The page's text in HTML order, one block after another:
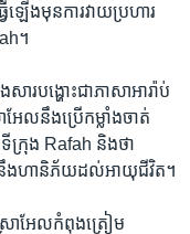
ឡើង​មុន​ការ​វាយ​ប្រហារ​
។
ារ​បង្ហោះ​ជា​ភាសា​អារ៉ាប់​
ល​នឹង​ប្រើ​កម្លាំង​ចាត់​
ង​ទីក្រុង Rafah និង​ថា
ង​ហានិភ័យ​ដល់​អាយុ​ជីវិត។
រាអែល​កំពុង​ត្រៀម